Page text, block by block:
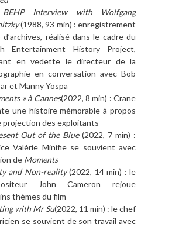
Interview with Wolfgang
(1988, 93 min) : enregistrement
d’archives, réalisé dans le cadre du
Entertainment History Project,
en vedette le directeur de la
en conversation avec Bob
et Manny Yospa
» à Cannes(2022, 8 min) : Crane
une histoire mémorable à propos
projection des exploitants
Out of the Blue (2022, 7 min) :
Valérie Minifie se souvient avec
de Moments
and Non-reality(2022, 14 min) : le
John Cameron rejoue
thèmes du film
with Mr Su(2022, 11 min) : le chef
se souvient de son travail avec